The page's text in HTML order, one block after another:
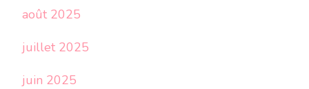
août 2025
juillet 2025
juin 2025